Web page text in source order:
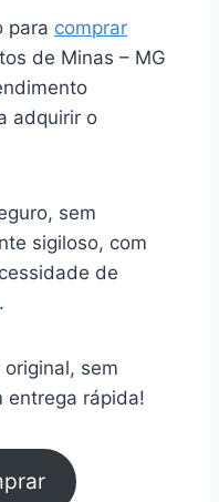
para comprar
de Minas – MG
adquirir o
sem
sigiloso, com
de
sem
entrega rápida!